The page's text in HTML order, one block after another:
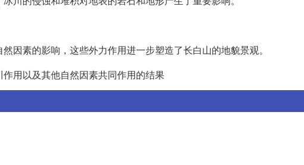
因素的影响，这些外力作用进一步塑造了长白山的地貌景观。
用以及其他自然因素共同作用的结果